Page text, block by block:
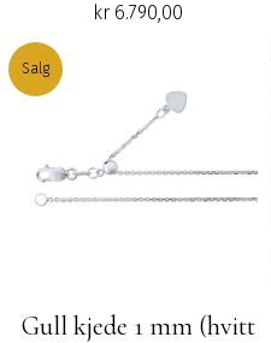
kr 6.790,00
Salg
Gull kjede 1 mm (hvitt